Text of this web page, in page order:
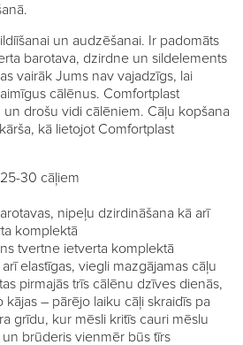
un audzēšanai. Ir padomāts
barotava, dzirdne un sildelements
vairāk Jums nav vajadzīgs, lai
cālēnus. Comfortplast
drošu vidi cālēniem. Cāļu kopšana
kā lietojot Comfortplast
30 cāļiem
nipeļu dzirdināšana kā arī
komplektā
tvertne ietverta komplektā
elastīgas, viegli mazgājamas cāļu
pirmajās trīs cālēnu dzīves dienās,
kājas – pārējo laiku cāļi skraidīs pa
grīdu, kur mēsli kritīs cauri mēslu
brūderis vienmēr būs tīrs